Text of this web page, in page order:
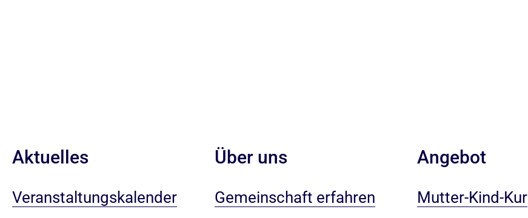
Aktuelles
Veranstaltungskalender
Über uns
Gemeinschaft erfahren
Angebot
Mutter-Kind-Kur